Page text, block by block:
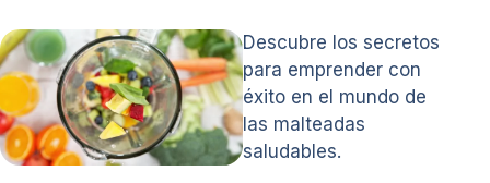
Descubre los secretos
para emprender con
éxito en el mundo de
las malteadas
saludables.